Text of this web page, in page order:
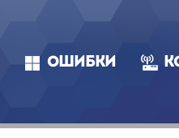
ОШИБКИ